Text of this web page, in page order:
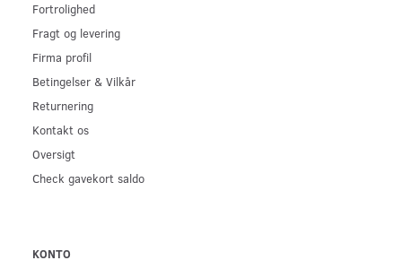
Fortrolighed
Fragt og levering
Firma profil
Betingelser & Vilkår
Returnering
Kontakt os
Oversigt
Check gavekort saldo
KONTO